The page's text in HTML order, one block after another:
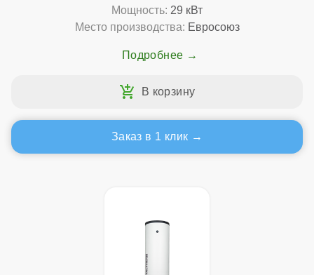
Мощность: 29 кВт
Место производства: Евросоюз
Подробнее
Заказ в 1 клик